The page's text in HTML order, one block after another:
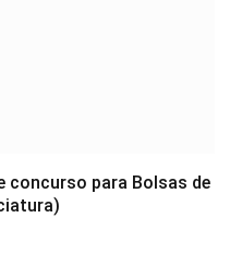
concurso para Bolsas de